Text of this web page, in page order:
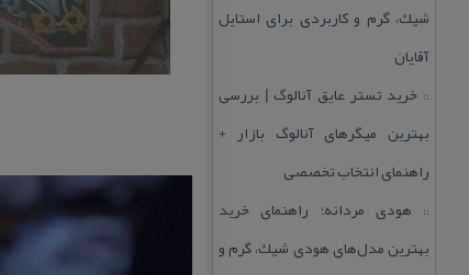
شیك، گرم و كاربردی برای استایل
آقایان
:: خرید تستر عایق آنالوگ | بررسی
بهترین میگرهای آنالوگ بازار +
راهنمای انتخاب تخصصی
:: هودی مردانه؛ راهنمای خرید
بهترین مدل‌های هودی شیك، گرم و